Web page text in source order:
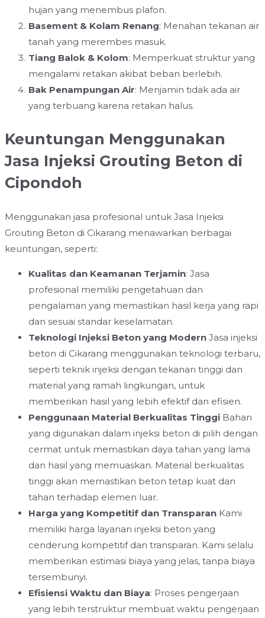
hujan yang menembus plafon.
Basement & Kolam Renang: Menahan tekanan air
tanah yang merembes masuk.
Tiang Balok & Kolom: Memperkuat struktur yang
mengalami retakan akibat beban berlebih.
Bak Penampungan Air: Menjamin tidak ada air
yang terbuang karena retakan halus.
Keuntungan Menggunakan
Jasa Injeksi Grouting Beton di
Cipondoh
Menggunakan jasa profesional untuk Jasa Injeksi
Grouting Beton di Cikarang menawarkan berbagai
keuntungan, seperti:
Kualitas dan Keamanan Terjamin: Jasa
profesional memiliki pengetahuan dan
pengalaman yang memastikan hasil kerja yang rapi
dan sesuai standar keselamatan.
Teknologi Injeksi Beton yang Modern Jasa injeksi
beton di Cikarang menggunakan teknologi terbaru,
seperti teknik injeksi dengan tekanan tinggi dan
material yang ramah lingkungan, untuk
memberikan hasil yang lebih efektif dan efisien.
Penggunaan Material Berkualitas Tinggi Bahan
yang digunakan dalam injeksi beton di pilih dengan
cermat untuk memastikan daya tahan yang lama
dan hasil yang memuaskan. Material berkualitas
tinggi akan memastikan beton tetap kuat dan
tahan terhadap elemen luar.
Harga yang Kompetitif dan Transparan Kami
memiliki harga layanan injeksi beton yang
cenderung kompetitif dan transparan. Kami selalu
memberikan estimasi biaya yang jelas, tanpa biaya
tersembunyi.
Efisiensi Waktu dan Biaya: Proses pengerjaan
yang lebih terstruktur membuat waktu pengerjaan